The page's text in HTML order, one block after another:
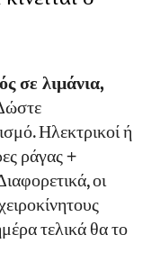
σε λιμάνια,
Ηλεκτρικοί ή
ράγας +
οι
τελικά θα το